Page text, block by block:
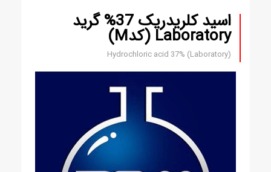
اسید کلریدریک 37% گرید
Laboratory (کدM)
Hydrochloric acid 37% (Laboratory)